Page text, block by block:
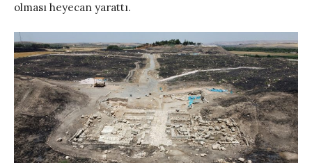
olması heyecan yarattı.